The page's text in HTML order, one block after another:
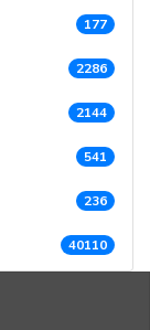
177
2286
2144
541
236
40110